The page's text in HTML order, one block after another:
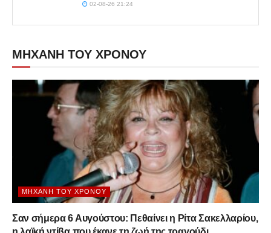
02-08-26 21:24
ΜΗΧΑΝΗ ΤΟΥ ΧΡΟΝΟΥ
ΜΗΧΑΝΉ ΤΟΥ ΧΡΌΝΟΥ
Σαν σήμερα 6 Αυγούστου: Πεθαίνει η Ρίτα Σακελλαρίου,